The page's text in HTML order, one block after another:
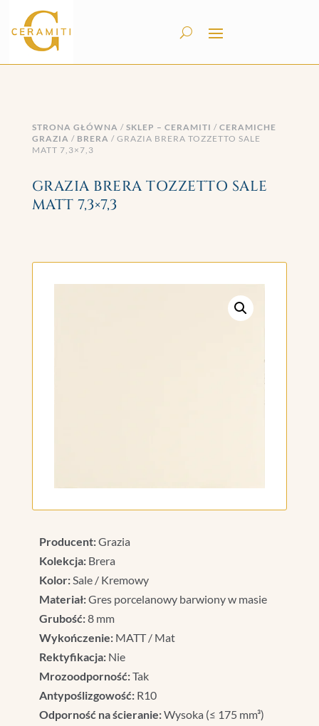
STRONA GŁÓWNA / SKLEP – CERAMITI / CERAMICHE
GRAZIA / BRERA / GRAZIA BRERA TOZZETTO SALE
MATT 7,3×7,3
GRAZIA BRERA TOZZETTO SALE
MATT 7,3×7,3
Producent:Grazia
Kolekcja:Brera
Kolor:Sale / Kremowy
Materiał:Gres porcelanowy barwiony w masie
Grubość:8 mm
Wykończenie:MATT / Mat
Rektyfikacja:Nie
Mrozoodporność:Tak
Antypoślizgowość:R10
Odporność na ścieranie:Wysoka (≤ 175 mm³)